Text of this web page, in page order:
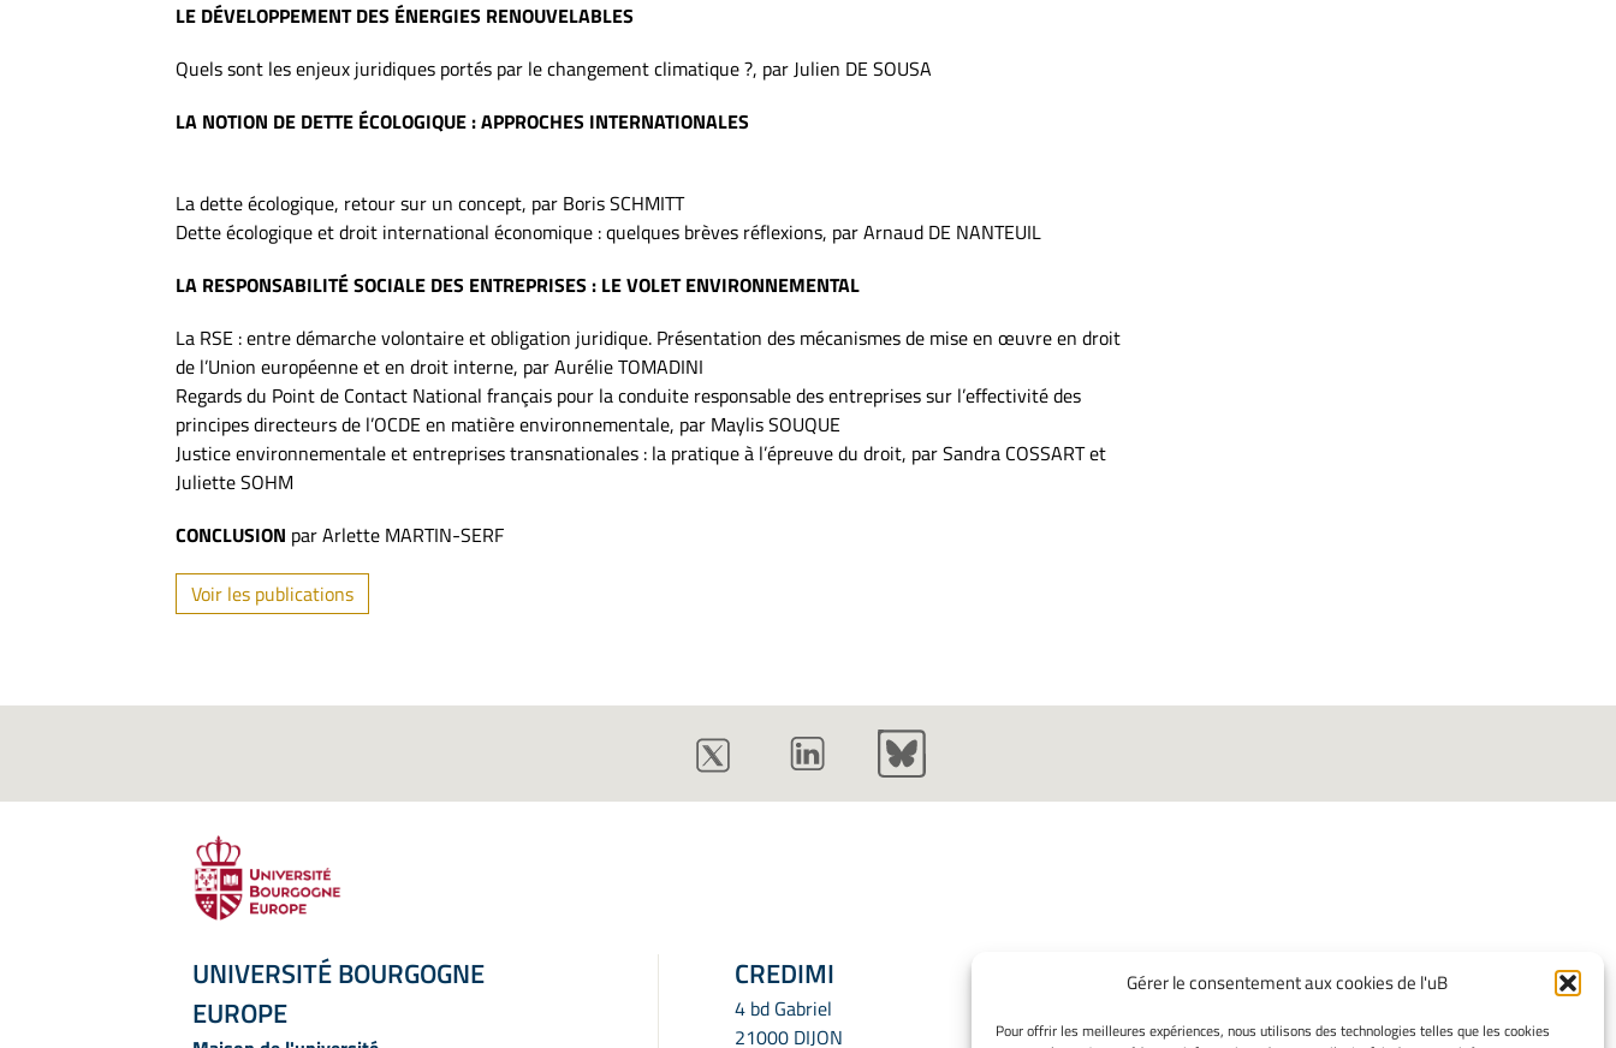
Gérer le consentement aux cookies de l'uB
Pour offrir les meilleures expériences, nous utilisons des technologies telles que les cookies
LE DÉVELOPPEMENT DES ÉNERGIES RENOUVELABLES
Quels sont les enjeux juridiques portés par le changement climatique ?, par Julien DE SOUSA
LA NOTION DE DETTE ÉCOLOGIQUE : APPROCHES INTERNATIONALES
La dette écologique, retour sur un concept, par Boris SCHMITT
Dette écologique et droit international économique : quelques brèves réflexions, par Arnaud DE NANTEUIL
LA RESPONSABILITÉ SOCIALE DES ENTREPRISES : LE VOLET ENVIRONNEMENTAL
La RSE : entre démarche volontaire et obligation juridique. Présentation des mécanismes de mise en œuvre en droit
de l’Union européenne et en droit interne, par Aurélie TOMADINI
Regards du Point de Contact National français pour la conduite responsable des entreprises sur l’effectivité des
principes directeurs de l’OCDE en matière environnementale, par Maylis SOUQUE
Justice environnementale et entreprises transnationales : la pratique à l’épreuve du droit, par Sandra COSSART et
Juliette SOHM
CONCLUSION par Arlette MARTIN-SERF
Voir les publications
UNIVERSITÉ BOURGOGNE
EUROPE
CREDIMI
4 bd Gabriel
21000 DIJON
INFORMATIONS